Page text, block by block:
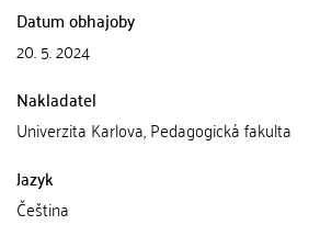
Datum obhajoby
20. 5. 2024
Nakladatel
Univerzita Karlova, Pedagogická fakulta
Jazyk
Čeština